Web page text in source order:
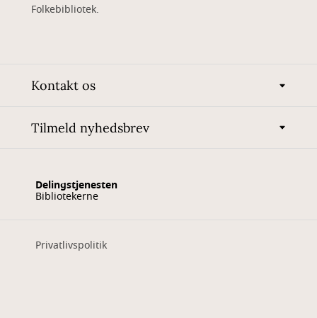
Folkebibliotek.
Kontakt os
Tilmeld nyhedsbrev
Delingstjenesten
Bibliotekerne
Privatlivspolitik